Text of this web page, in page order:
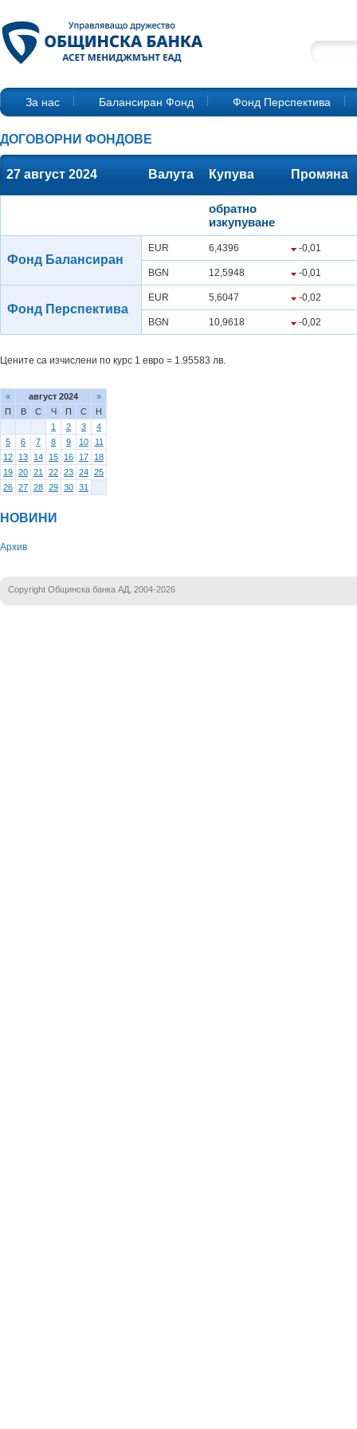
За нас Балансиран Фонд Фонд Перспектива
ДОГОВОРНИ ФОНДОВЕ
27 август 2024 Валута Купува Промяна
обратно
изкупуване
Фонд Балансиран
EUR 6,4396 -0,01
BGN 12,5948 -0,01
Фонд Перспектива
EUR 5,6047 -0,02
BGN 10,9618 -0,02
Цените са изчислени по курс 1 евро = 1.95583 лв.
« август 2024
»
П
В С Ч П С
Н
1
2 3
4
5
6 7 8 9 10
11
12
13 14 15 16 17
18
19 20 21 22 23 24 25
26 27 28 29 30 31
НОВИНИ
Архив
Copyright Общинска банка АД, 2004-2026